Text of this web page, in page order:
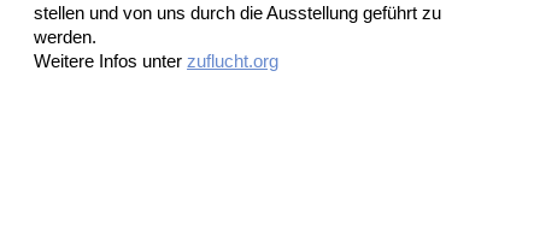
stellen und von uns durch die Ausstellung geführt zu
werden.
Weitere Infos unter zuflucht.org